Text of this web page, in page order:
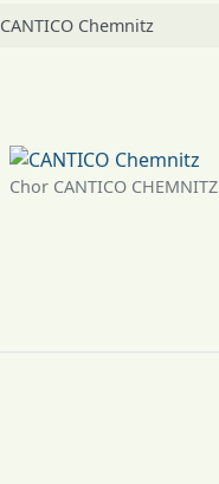
CANTICO Chemnitz
Chor CANTICO CHEMNITZ